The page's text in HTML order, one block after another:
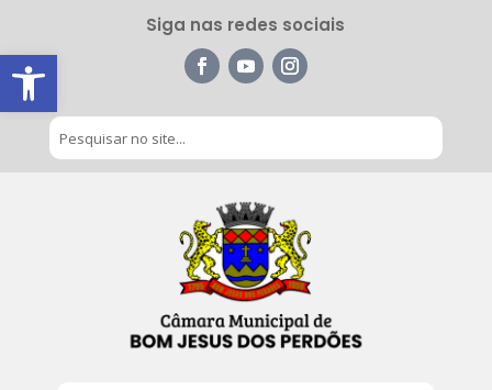
Barra de Ferramentas Aberta
Siga nas redes sociais